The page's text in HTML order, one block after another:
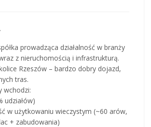
prowadząca działalność w branży
z nieruchomością i infrastrukturą.
Rzeszów – bardzo dobry dojazd,
tras.
wchodzi:
udziałów)
w użytkowaniu wieczystym (~60 arów,
+ zabudowania)